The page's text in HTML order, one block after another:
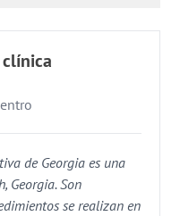
de Georgia es una
Georgia. Son
se realizan en